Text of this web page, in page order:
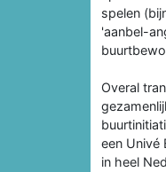
spelen
'aanbel-
Overal
een Univé
in heel